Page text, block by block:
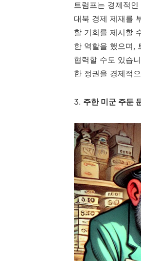
트럼프는 경제적
대북 경제 제재를
할 기회를 제시할
한 역할을 했으며,
협력할 수도 있습
한 정권을 경제적
3. 주한 미군 주둔